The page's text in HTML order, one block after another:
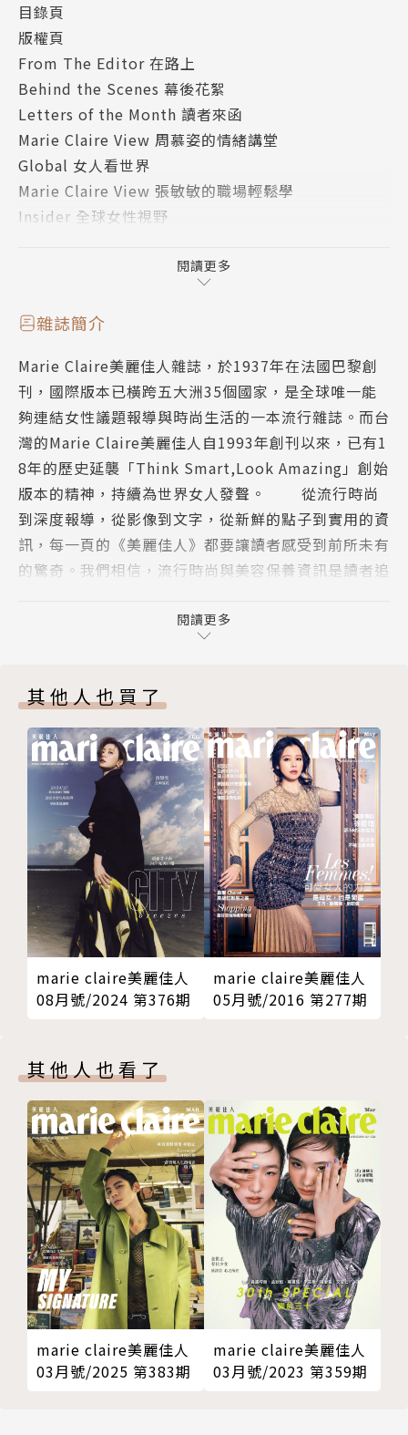
《美麗佳人》精選七大春夏彩妝趨勢，從色彩繽紛的睫
毛、眼妝到高光肌質清新回歸，將時尚趨勢與日常彩妝
做了完美演繹，讓每個人都能從中找到屬於自己的妝容
靈感。
游牧旅活世界四城
經歷疫情洗禮，三年出國旅遊空窗期，許多人更願意把
生活消費預算挪為飛行世界各國的旅費。現在就跟著美
麗佳人編輯群一起在旅行中生活，用游牧在他方的故
錢裕揚（Justin Chien）登上世界最大舞台，主演 Ne
瓊飆戲。赴美築夢多年終於迎來果實，談及挫折依然堅
信自己，看似輕鬆其實是多年的生命累積。
目錄頁
版權頁
From The Editor 在路上
Behind the Scenes 幕後花絮
Letters of the Month 讀者來函
Marie Claire View 周慕姿的情緒講堂
Global 女人看世界
Marie Claire View 張敏敏的職場輕鬆學
Insider 全球女性視野
Celebrity 陳意涵，人生無須導航
Special Report 游牧旅活世界四城
Gender 墨西哥亞馬遜之女壘球隊，憾動性別階級的全
壘打
Loves Poeple 錢裕陽 Justin Chien，不一般的軌跡
Marie Claire Loves Paris
Marie Claire Loves Culture
Fashion Well 與之隨行
Show Report 高級訂製服之光：2024春夏時裝週華
麗巡禮
View On Jewelry 龍年限定腕錶集錦
Beauty Q&A 美麗問診室
Beauty Doctor 電、音波醫美潮
Beauty Agenda 美妝新鮮貨
Beauty News 美妝大頭條
Lifestyle 雙城遊
Drink 白色的逆襲──亞洲風味冒險
SDGs lssue 厭女言論的網路戰場
Horoscope 星座運勢
閱讀更多
雜誌簡介
Marie Claire美麗佳人雜誌，於1937年在法國巴黎創
刊，國際版本已橫跨五大洲35個國家，是全球唯一能
夠連結女性議題報導與時尚生活的一本流行雜誌。而台
灣的Marie Claire美麗佳人自1993年創刊以來，已有1
8年的歷史延襲「Think Smart,Look Amazing」創始
版本的精神，持續為世界女人發聲。 從流行時尚
到深度報導，從影像到文字，從新鮮的點子到實用的資
訊，每一頁的《美麗佳人》都要讓讀者感受到前所未有
的驚奇。我們相信，流行時尚與美容保養資訊是讀者追
麗佳人》成為女人們每月最忠實的朋友。
閱讀更多
其他人也買了
marie claire美麗佳人
08月號/2024 第376期
marie claire美麗佳人
05月號/2016 第277期
其他人也看了
marie claire美麗佳人
03月號/2025 第383期
marie claire美麗佳人
03月號/2023 第359期